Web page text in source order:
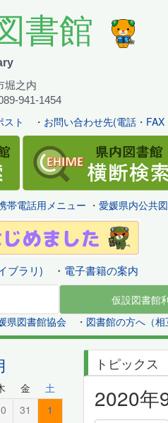
書館
堀之内
941-1454
ト ・ お問い合わせ先(電話・
帯電話用メニュー ・ 愛媛県内公共
ブラリ) ・ 電子書籍の案内
仮設図書館
県図書館協会 ・ 図書館の方へ（相
トピックス
2020年
金 土
31 1